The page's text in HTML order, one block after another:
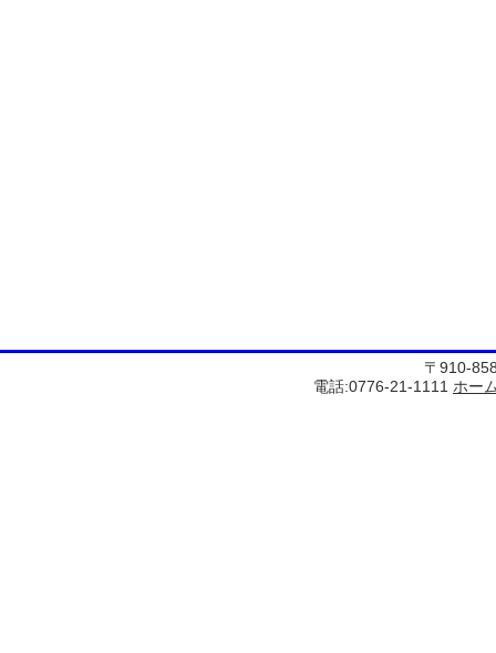
〒910-
電話:0776-21-1111 ホー